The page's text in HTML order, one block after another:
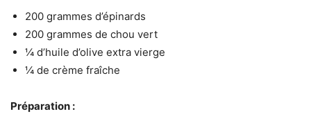
200 grammes d’épinards
200 grammes de chou vert
¼ d’huile d’olive extra vierge
¼ de crème fraîche
Préparation :